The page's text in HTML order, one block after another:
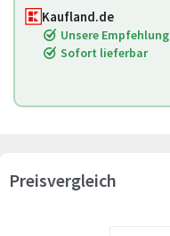
Kaufland.de
Unsere Empfehlung
Sofort lieferbar
Preisvergleich